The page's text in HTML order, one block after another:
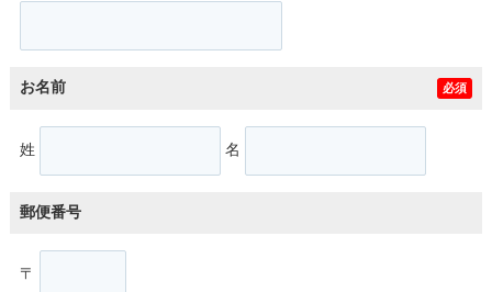
お名前 必須
姓 名
郵便番号
〒